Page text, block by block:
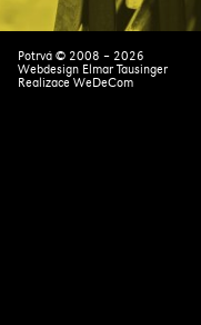
Potrvá © 2008 – 2026
Webdesign Elmar Tausinger
Realizace WeDeCom